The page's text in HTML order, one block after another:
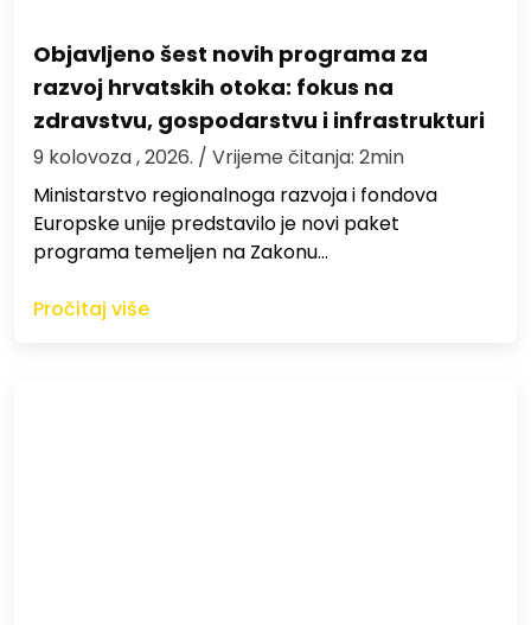
Objavljeno šest novih programa za
razvoj hrvatskih otoka: fokus na
zdravstvu, gospodarstvu i infrastrukturi
9 kolovoza , 2026. / Vrijeme čitanja: 2min
Ministarstvo regionalnoga razvoja i fondova
Europske unije predstavilo je novi paket
programa temeljen na Zakonu…
Pročitaj više